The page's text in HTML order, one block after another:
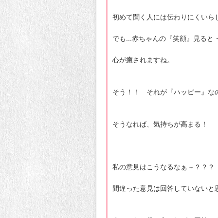
初めて聞く人には伝わりにくいら
でも...赤ちゃんの『笑顔』見ると
心が癒されますね。
そう！！ それが『ハッピー』な
そうなれば、気持ちが高まる！
私の意見はこうなるなぁ～？？？
間違った意見は回答していないと